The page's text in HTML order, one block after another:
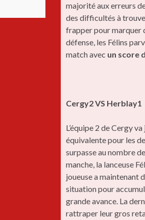
majorité aux erreurs
des difficultés à
frapper pour marquer
défense, les Félins
match avec un score
Cergy2 VS Herblay1
L’équipe 2 de Cergy
équivalente pour les
surpasse au nombre
manche, la lanceuse
joueuse a maintenant
situation pour
grande avance. La
rattraper leur gros